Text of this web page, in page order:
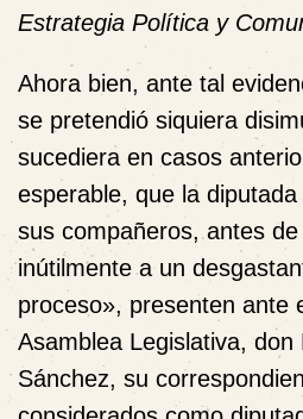
Estrategia Política y
Ahora bien, ante tal
se pretendió siquiera
sucediera en casos
esperable, que la
sus compañeros, antes
inútilmente a un
proceso», presenten ante
Asamblea Legislativa, don
Sánchez, su